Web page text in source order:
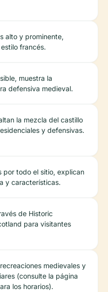
alto y prominente,
francés.
muestra la
defensiva medieval.
la mezcla del castillo
y defensivas.
por todo el sitio, explican
y características.
de Historic
para visitantes
medievales y
(consulte la página
los horarios).